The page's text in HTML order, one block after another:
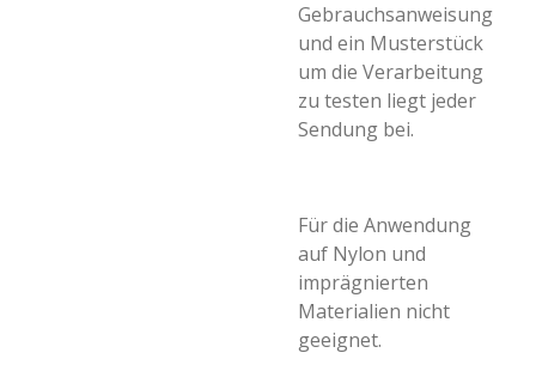
Gebrauchsanweisung
und ein Musterstück
um die Verarbeitung
zu testen liegt jeder
Sendung bei.
Für die Anwendung
auf Nylon und
imprägnierten
Materialien nicht
geeignet.